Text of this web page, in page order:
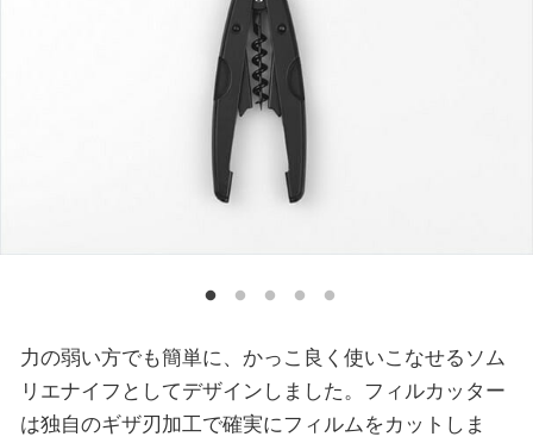
力の弱い方でも簡単に、かっこ良く使いこなせるソム
リエナイフとしてデザインしました。フィルカッター
は独自のギザ刃加工で確実にフィルムをカットしま